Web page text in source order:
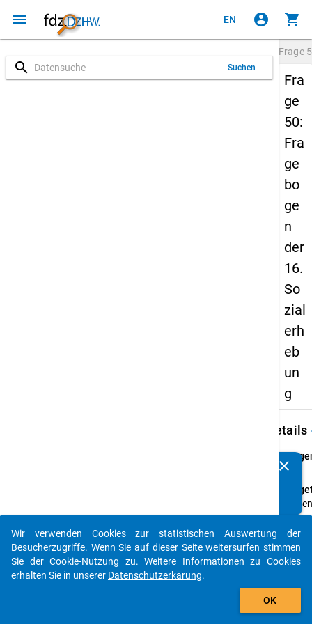
menu EN account_circle shopping_cart
search Suchen
Frage
Fra
ge
50:
Fra
ge
bo
ge
n
der
16.
So
zial
erh
eb
un
g
Details
50
Haben
Sie
(wenn
dann:)
clear
auto_stories
add_shopping_cart
Wir verwenden Cookies zur statistischen Auswertung der
Besucherzugriffe. Wenn Sie auf dieser Seite weitersurfen stimmen
Sie der Cookie-Nutzung zu. Weitere Informationen zu Cookies
erhalten Sie in unserer Datenschutzerkärung.
OK